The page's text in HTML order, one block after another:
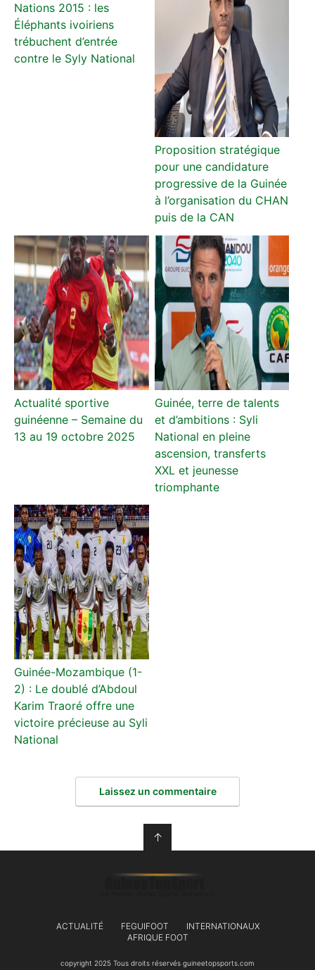
Nations 2015 : les
Éléphants ivoiriens
trébuchent d’entrée
contre le Syly National
Proposition stratégique
pour une candidature
progressive de la Guinée
à l’organisation du CHAN
puis de la CAN
Actualité sportive
guinéenne – Semaine du
13 au 19 octobre 2025
Guinée, terre de talents
et d’ambitions : Syli
National en pleine
ascension, transferts
XXL et jeunesse
triomphante
Guinée-Mozambique (1-
2) : Le doublé d’Abdoul
Karim Traoré offre une
victoire précieuse au Syli
National
Laissez un commentaire
↑
ACTUALITÉ FEGUIFOOT
INTERNATIONAUX
AFRIQUE FOOT
copyright 2025 Tous droits réservés guineetopsports.com